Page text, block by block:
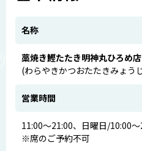
名称
藁焼き鰹たたき明神丸ひろめ店
(わらやきかつおたたきみょう
営業時間
11:00～21:00、日曜日/10:00～
※席のご予約不可